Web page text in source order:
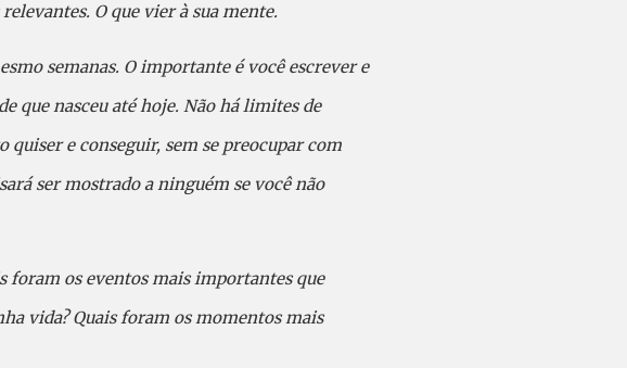
O que vier à sua mente.
semanas. O importante é você escrever e
que nasceu até hoje. Não há limites de
quiser e conseguir, sem se preocupar com
ser mostrado a ninguém se você não
foram os eventos mais importantes que
vida? Quais foram os momentos mais